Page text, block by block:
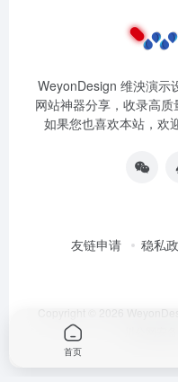
WeyonDesign 维泱演示
网站神器分享，收录高质
如果您也喜欢本站，欢
友链申请 稳私
Copyright © 2026
川公网安
首页